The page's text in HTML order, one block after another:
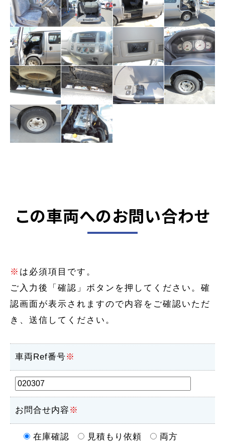
この車両へのお問い合わせ
※ は必須項目です。
ご入力後「確認」ボタンを押してください。確
認画面が表示されますので内容をご確認いただ
き、送信してください。
車両Ref番号※
お問合せ内容 ※
在庫確認 見積もり依頼 両方